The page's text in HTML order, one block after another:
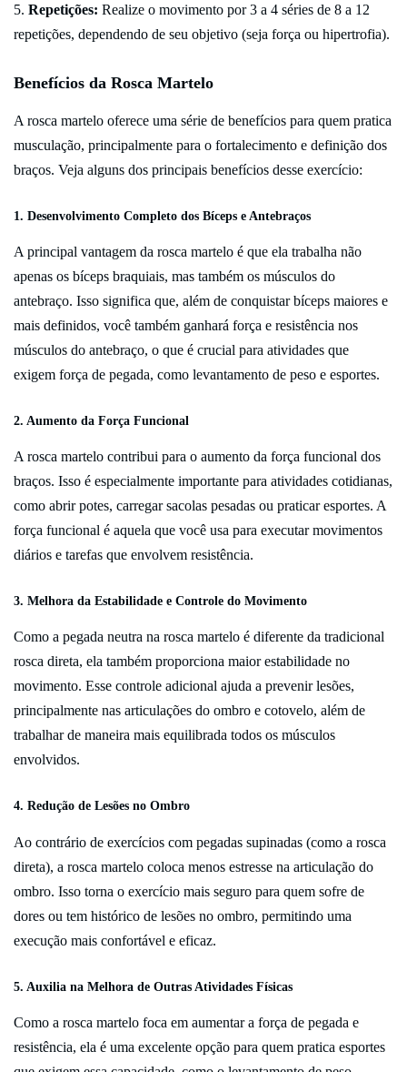
Repetições: Realize o movimento por 3 a 4 séries de 8 a 12
repetições, dependendo de seu objetivo (seja força ou hipertrofia).
Benefícios da Rosca Martelo
A rosca martelo oferece uma série de benefícios para quem pratica
musculação, principalmente para o fortalecimento e definição dos
braços. Veja alguns dos principais benefícios desse exercício:
1. Desenvolvimento Completo dos Bíceps e Antebraços
A principal vantagem da rosca martelo é que ela trabalha não
apenas os bíceps braquiais, mas também os músculos do
antebraço. Isso significa que, além de conquistar bíceps maiores e
mais definidos, você também ganhará força e resistência nos
músculos do antebraço, o que é crucial para atividades que
exigem força de pegada, como levantamento de peso e esportes.
2. Aumento da Força Funcional
A rosca martelo contribui para o aumento da força funcional dos
braços. Isso é especialmente importante para atividades cotidianas,
como abrir potes, carregar sacolas pesadas ou praticar esportes. A
força funcional é aquela que você usa para executar movimentos
diários e tarefas que envolvem resistência.
3. Melhora da Estabilidade e Controle do Movimento
Como a pegada neutra na rosca martelo é diferente da tradicional
rosca direta, ela também proporciona maior estabilidade no
movimento. Esse controle adicional ajuda a prevenir lesões,
principalmente nas articulações do ombro e cotovelo, além de
trabalhar de maneira mais equilibrada todos os músculos
envolvidos.
4. Redução de Lesões no Ombro
Ao contrário de exercícios com pegadas supinadas (como a rosca
direta), a rosca martelo coloca menos estresse na articulação do
ombro. Isso torna o exercício mais seguro para quem sofre de
dores ou tem histórico de lesões no ombro, permitindo uma
execução mais confortável e eficaz.
5. Auxilia na Melhora de Outras Atividades Físicas
Como a rosca martelo foca em aumentar a força de pegada e
resistência, ela é uma excelente opção para quem pratica esportes